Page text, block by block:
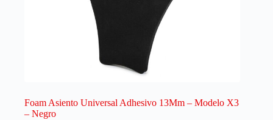
Foam Asiento Universal Adhesivo 13Mm – Modelo X3
– Negro